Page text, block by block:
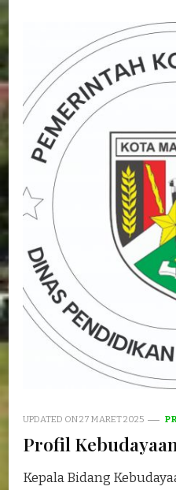
UPDATED ON27 MARET 2025
Profil
Kepala Bidang